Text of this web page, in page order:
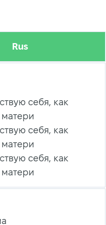
Rus
себя, как
себя, как
себя, как